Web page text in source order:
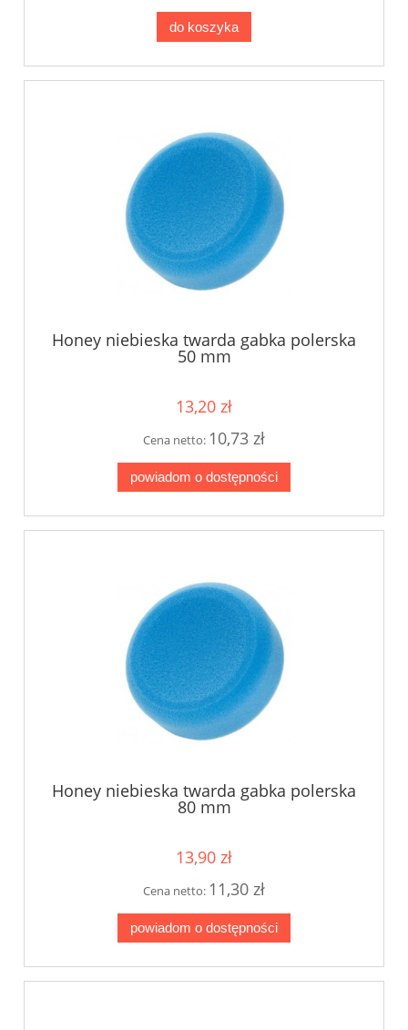
do koszyka
Honey niebieska twarda gabka polerska
50 mm
13,20 zł
Cena netto: 10,73 zł
powiadom o dostępności
Honey niebieska twarda gabka polerska
80 mm
13,90 zł
Cena netto: 11,30 zł
powiadom o dostępności